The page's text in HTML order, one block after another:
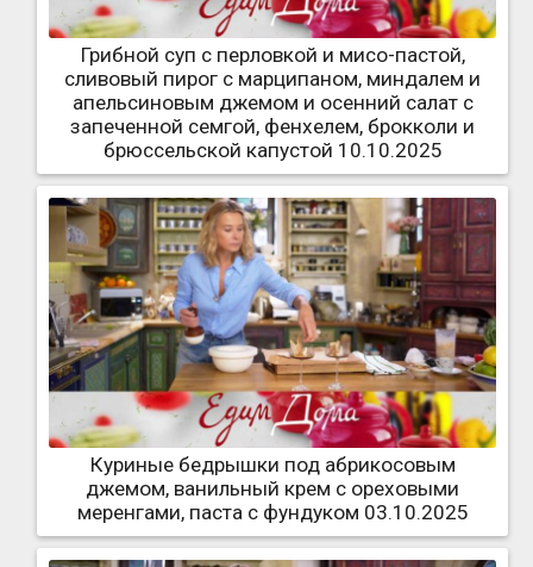
Грибной суп с перловкой и мисо-пастой,
сливовый пирог с марципаном, миндалем и
апельсиновым джемом и осенний салат с
запеченной семгой, фенхелем, брокколи и
брюссельской капустой 10.10.2025
Куриные бедрышки под абрикосовым
джемом, ванильный крем с ореховыми
меренгами, паста с фундуком 03.10.2025